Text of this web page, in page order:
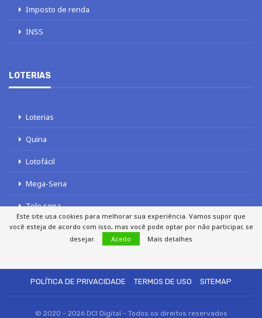
Imposto de renda
INSS
LOTERIAS
Loterias
Quina
Lotofácil
Mega-Sena
Tele sena
POLÍTICA DE PRIVACIDADE
TERMOS DE USO SITEMAP
© 2020 - 2026 DCI Digital - Todos os direitos reservados
Este site usa cookies para melhorar sua experiência. Vamos supor que
você esteja de acordo com isso, mas você pode optar por não participar, se
desejar.
Aceito Mais detalhes